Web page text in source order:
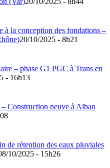
à la conception des fondations –
20/10/2025 - 8h21
– phase G1 PGC à Trans en
- 16h13
Construction neuve à Alban
de rétention des eaux pluviales
10/2025 - 15h26